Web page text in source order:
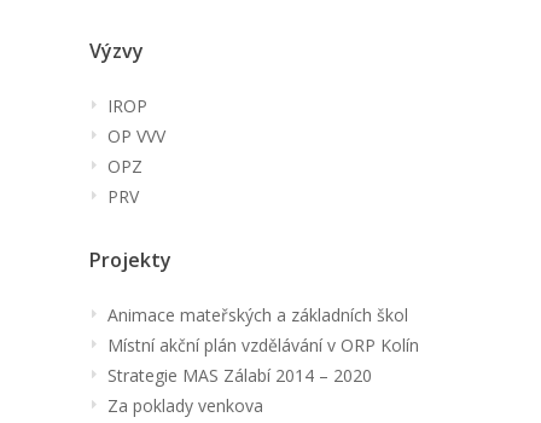
Výzvy
IROP
OP VVV
OPZ
PRV
Projekty
Animace mateřských a základních škol
Místní akční plán vzdělávání v ORP Kolín
Strategie MAS Zálabí 2014 – 2020
Za poklady venkova